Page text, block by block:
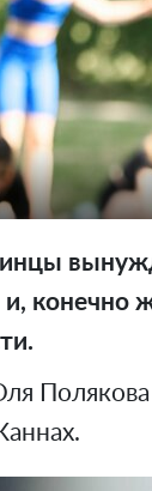
конечно
Полякова